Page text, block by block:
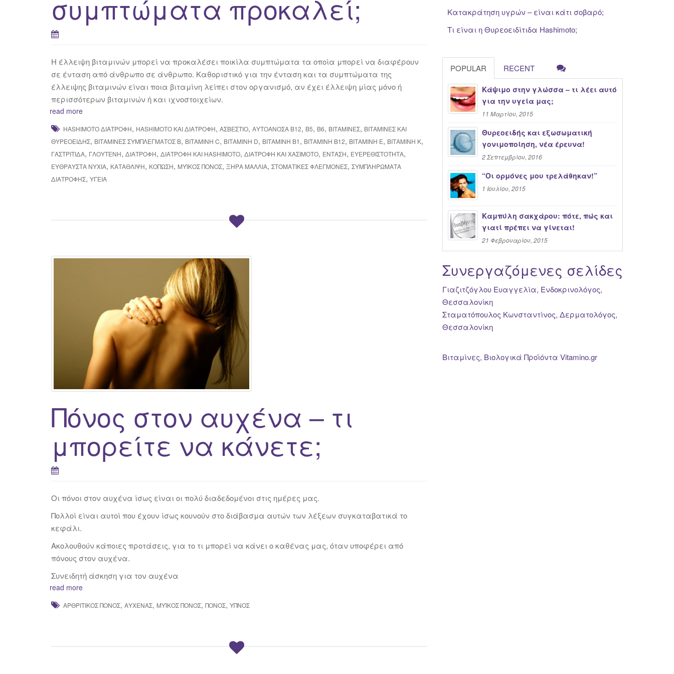
συμπτώματα προκαλεί;
Η έλλειψη βιταμινών μπορεί να προκαλέσει ποικίλα συμπτώματα τα οποία μπορεί να διαφέρουν
σε ένταση από άνθρωπο σε άνθρωπο. Καθοριστικό για την ένταση και τα συμπτώματα της
έλλειψης βιταμινών είναι ποια βιταμίνη λείπει στον οργανισμό, αν έχει έλλειψη μίας μόνο ή
περισσότερων βιταμινών ή και ιχνοστοιχείων.
read more
HASHIMOTO ΔΙΑΤΡΟΦΉ, HASHIMOTO ΚΑΙ ΔΙΑΤΡΟΦΉ, ΑΣΒΈΣΤΙΟ, ΑΥΤΟΆΝΟΣΑ Β12, Β5, Β6, ΒΙΤΑΜΊΝΕΣ, ΒΙΤΑΜΊΝΕΣ ΚΑΙ
ΘΥΡΕΟΕΙΔΉΣ, ΒΙΤΑΜΊΝΕΣ ΣΥΜΠΛΈΓΜΑΤΟΣ Β, ΒΙΤΑΜΊΝΗ C, ΒΙΤΑΜΊΝΗ D, ΒΙΤΑΜΊΝΗ Β1 , ΒΙΤΑΜΊΝΗ Β12, ΒΙΤΑΜΊΝΗ Ε, ΒΙΤΑΜΊΝΗ Κ,
ΓΑΣΤΡΊΤΙΔΑ, ΓΛΟΥΤΈΝΗ, ΔΙΑΤΡΟΦΉ, ΔΙΑΤΡΟΦΉ ΚΑΙ HASHIMOTO, ΔΙΑΤΡΟΦΉ ΚΑΙ ΧΑΣΙΜΌΤΟ, ΈΝΤΑΣΗ, ΕΥΕΡΕΘΙΣΤΌΤΗΤΑ,
ΕΎΘΡΑΥΣΤΑ ΝΎΧΙΑ, ΚΑΤΆΘΛΙΨΗ, ΚΌΠΩΣΗ, ΜΥΪΚΌΣ ΠΌΝΟΣ, ΞΗΡΆ ΜΑΛΛΙΆ, ΣΤΟΜΑΤΙΚΈΣ ΦΛΕΓΜΟΝΈΣ, ΣΥΜΠΛΗΡΏΜΑΤΑ
ΔΙΑΤΡΟΦΉΣ, ΥΓΕΊΑ
Πόνος στον αυχένα – τι
μπορείτε να κάνετε;
Οι πόνοι στον αυχένα ίσως είναι οι πολύ διαδεδομένοι στις ημέρες μας.
Πολλοί είναι αυτοί που έχουν ίσως κουνούν στο διάβασμα αυτών των λέξεων συγκαταβατικά το
κεφάλι.
Ακολουθούν κάποιες προτάσεις, για το τι μπορεί να κάνει ο καθένας μας, όταν υποφέρει από
πόνους στον αυχένα.
Συνειδητή άσκηση για τον αυχένα
read more
ΑΡΘΡΙΤΙΚΌΣ ΠΌΝΟΣ, ΑΥΧΈΝΑΣ, ΜΥΪΚΌΣ ΠΌΝΟΣ, ΠΌΝΟΣ, ΎΠΝΟΣ
Κατακράτηση υγρών – είναι κάτι σοβαρό;
Τι είναι η Θυρεοειδίτιδα Hashimoto;
POPULAR RECENT
Κάψιμο στην γλώσσα – τι λέει αυτό
για την υγεία μας;
11 Μαρτίου, 2015
Θυρεοειδής και εξωσωματική
γονιμοποίηση, νέα έρευνα!
2 Σεπτεμβρίου, 2016
“Oι ορμόνες μου τρελάθηκαν!”
1 Ιουλίου, 2015
Καμπύλη σακχάρου: πότε, πώς και
γιατί πρέπει να γίνεται!
21 Φεβρουαρίου, 2015
Συνεργαζόμενες σελίδες
Γιαζιτζόγλου Ευαγγελία, Ενδοκρινολόγος,
Θεσσαλονίκη
Σταματόπουλος Κωνσταντίνος, Δερματολόγος,
Θεσσαλονίκη
Βιταμίνες, Βιολογικά Προϊόντα Vitamino.gr